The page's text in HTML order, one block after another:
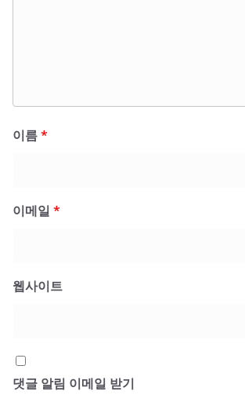
이름*
이메일 *
웹사이트
댓글 알림 이메일 받기